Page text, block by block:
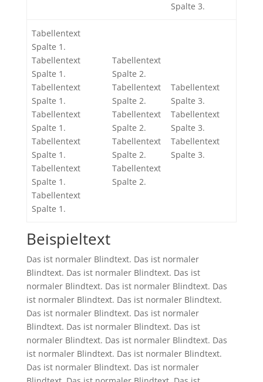
Spalte 3.
Tabellentext
Spalte 1.
Tabellentext
Spalte 1.
Tabellentext
Spalte 1.
Tabellentext
Spalte 1.
Tabellentext
Spalte 1.
Tabellentext
Spalte 1.
Tabellentext
Spalte 1.
Tabellentext
Spalte 2.
Tabellentext
Spalte 2.
Tabellentext
Spalte 2.
Tabellentext
Spalte 2.
Tabellentext
Spalte 2.
Tabellentext
Spalte 3.
Tabellentext
Spalte 3.
Tabellentext
Spalte 3.
Beispieltext
Das ist normaler Blindtext. Das ist normaler
Blindtext. Das ist normaler Blindtext. Das ist
normaler Blindtext. Das ist normaler Blindtext. Das
ist normaler Blindtext. Das ist normaler Blindtext.
Das ist normaler Blindtext. Das ist normaler
Blindtext. Das ist normaler Blindtext. Das ist
normaler Blindtext. Das ist normaler Blindtext. Das
ist normaler Blindtext. Das ist normaler Blindtext.
Das ist normaler Blindtext. Das ist normaler